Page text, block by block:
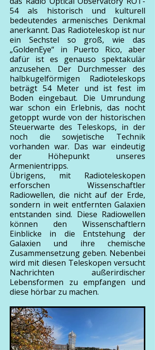
54 als historisch und kulturell
bedeutendes armenisches Denkmal
anerkannt. Das Radioteleskop ist nur
ein Sechstel so groß, wie das
„GoldenEye“ in Puerto Rico, aber
dafür ist es genauso spektakulär
anzusehen. Der Durchmesser des
halbkugelförmigen Radioteleskops
beträgt 54 Meter und ist fest im
Boden eingebaut. Die Umrundung
war schon ein Erlebnis, das nocht
getoppt wurde von der historischen
Steuerwarte des Teleskops, in der
noch die sowjetische Technik
vorhanden war. Das war eindeutig
der Höhepunkt unseres
Armenientripps.
Übrigens, mit Radioteleskopen
erforschen Wissenschaftler
Radiowellen, die nicht auf der Erde,
sondern in weit entfernten Galaxien
entstanden sind. Diese Radiowellen
können den Wissenschaftlern
Einblicke in die Entstehung der
Galaxien und ihre chemische
Zusammensetzung geben. Nebenbei
wird mit diesen Teleskopen versucht
Nachrichten außerirdischer
Lebensformen zu empfangen und
diese hörbar zu machen.